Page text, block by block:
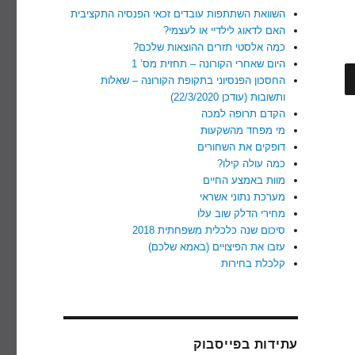
חיפוש
השוואת השתתפות עובדים זכאי הפנסיה התקציבית
האם לדאוג לילדיי או לעצמי?
כמה אלסטי תזרים ההוצאות שלכם?
היום שאחרי הקורונה – תחזית מס’ 1
החסכון הפנסיוני בתקופת הקורונה – שאלות
ותשובות (עודכן 22/3/2020)
הקדם תרופה למכה
מי מפחד מהשקעות
דופקים את השחורים
כמה עולה קילו?
מוות באמצע החיים
מערכת נתוני אשראי
מחירי הדלק שוב עלו
סיכום שנה כלכלית משפחתית 2018
עזבו את הפיצויים (באמא שלכם)
קלכלת בחירות
עתידות בפייסבוק